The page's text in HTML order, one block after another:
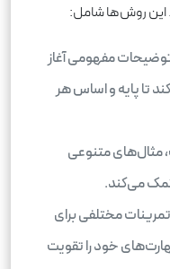
این روش‌ها شامل:
مفهومی آغاز
تا پایه و اساس هر
مثال‌های متنوعی
کمک می‌کند.
مختلفی برای
خود را تقویت